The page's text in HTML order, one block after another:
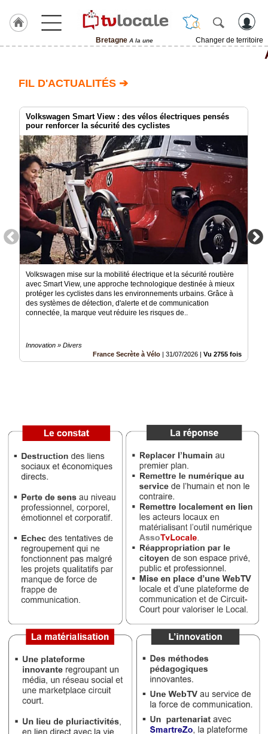
Bretagne A la une
Changer de territoire
Bretagne
TvLocale
France
Accueil
RUBRIQUES
Agenda
Gazette
Médias
groupe
Inscription
FIL D'ACTUALITÉS ➔
Volkswagen Smart View : des vélos électriques pensés
pour renforcer la sécurité des cyclistes
Volkswagen mise sur la mobilité électrique et la sécurité routière
avec Smart View, une approche technologique destinée à mieux
protéger les cyclistes dans les environnements urbains. Grâce à
des systèmes de détection, d'alerte et de communication
connectée, la marque veut réduire les risques de..
Innovation » Divers
France Secrète à Vélo
31/07/2026 Vu 2755 fois